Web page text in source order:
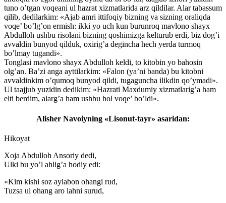
tuno o’tgan voqeani ul hazrat xizmatlarida arz qildilar. Alar tabassum
qilib, dedilarkim: «Ajab amri ittifoqiy bizning va sizning oraliqda
voqe’ bo’lg’on ermish: ikki yo uch kun burunroq mavlono shayx
Abdulloh ushbu risolani bizning qoshimizga kelturub erdi, biz dog’i
avvaldin bunyod qilduk, oxirig’a degincha hech yerda turmoq
bo’lmay tugandi».
Tonglasi mavlono shayx Abdulloh keldi, to kitobin yo bahosin
olg’an. Ba’zi anga ayttilarkim: «Falon (ya’ni banda) bu kitobni
avvaldinkim o’qumoq bunyod qildi, tugaguncha ilikdin qo’ymadi».
Ul taajjub yuzidin dedikim: «Hazrati Maxdumiy xizmatlarig’a ham
elti berdim, alarg’a ham ushbu hol voqe’ bo’ldi».
Alisher Navoiyning «Lisonut-tayr» asaridan:
Hikoyat
Xoja Abdulloh Ansoriy dedi,
Ulki bu yo’l ahlig’a hodiy edi:
«Kim kishi soz aylabon ohangi rud,
Tuzsa ul ohang aro lahni surud,